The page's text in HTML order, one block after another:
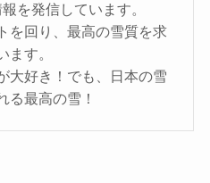
を発信しています。
を回り、最高の雪質を求
ます。
大好き！でも、日本の雪
る最高の雪！